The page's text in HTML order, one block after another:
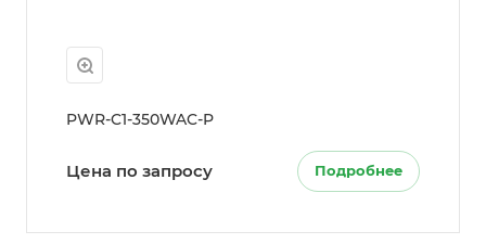
PWR-C1-350WAC-P
Цена по запросу Подробнее